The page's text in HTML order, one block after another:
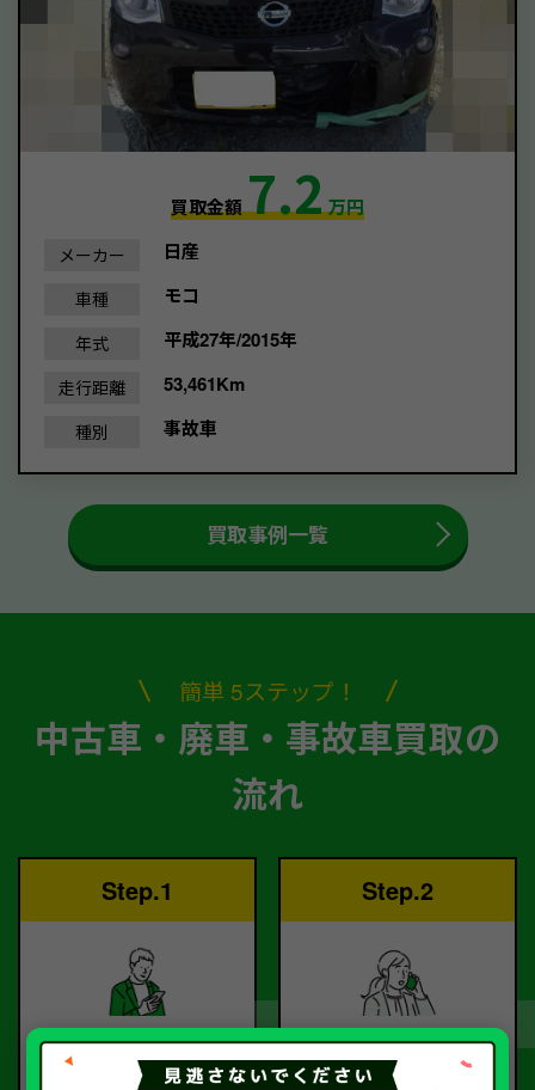
買取金額7.2万円
メーカー 日産
車種 モコ
年式 平成27年/2015年
走行距離 53,461Km
種別 事故車
買取事例一覧
簡単 5ステップ！
中古車・廃車・事故車買取の
流れ
Step.1
ご依頼
Step.2
査定